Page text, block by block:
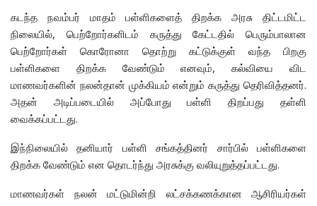
கடந்த நவம்பர் மாதம் பள்ளிகளைத் திறக்க அரசு திட்டமிட்ட
நிலையில், பெற்றோர்களிடம் கருத்து கேட்டதில் பெரும்பாலான
பெற்றோர்கள் கொரோனா தொற்று கட்டுக்குள் வந்த பிறகு
பள்ளிகளை திறக்க வேண்டும் எனவும், கல்வியை விட
மாணவர்களின் நலன்தான் முக்கியம் என்றும் கருத்து தெரிவித்தனர்.
அதன் அடிப்படையில் அப்போது பள்ளி திறப்பது தள்ளி
வைக்கப்பட்டது.
இந்நிலையில் தனியார் பள்ளி சங்கத்தினர் சார்பில் பள்ளிகளை
திறக்க வேண்டும் என தொடர்ந்து அரசுக்கு வலியுறுத்தப்பட்டது.
மாணவர்கள் நலன் மட்டுமின்றி லட்சக்கணக்கான ஆசிரியர்கள்